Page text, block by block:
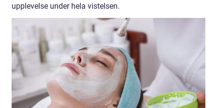
upplevelse under hela vistelsen.